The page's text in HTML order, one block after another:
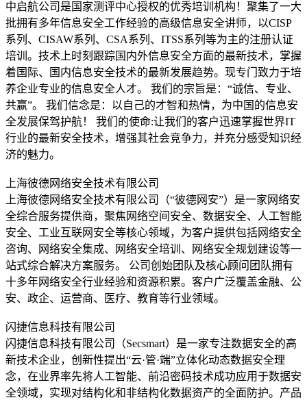
中启航公司是国家测评中心授权的优秀培训机构！聚集了一大
批拥有多年信息安全工作经验的高级信息安全讲师，以CISP
系列、CISAW系列、CSA系列、ITSS系列等为主的注册认证
培训。技术上时刻跟踪国内外信息安全方面的最新技术，掌握
着国际、国内信息安全技术的最新发展趋势。现专门致力于培
养企业专业的信息安全人才。 我们的宗旨是：“诚信、专业、
共赢”。 我们信念是：以自己的才智和热情，为中国的信息安
全发展保驾护航！ 我们的使命:让我们的客户迅速掌握世界IT
行业的最新安全技术，增强其社会竞争力，并充分感受知识经
济的魅力。
上海彼德网络安全技术有限公司
上海彼德网络安全技术有限公司（“彼德网安”）是一家网络安
全综合服务提供商，聚焦网络空间安全、数据安全、人工智能
安全、工业互联网安全等核心领域，为客户提供包括网络安全
咨询、网络安全集成、网络安全培训、网络安全规划建设等一
站式综合解决方案服务。 公司创始团队及核心顾问团队拥有
十多年网络安全行业经验和资源积累。客户广泛覆盖金融、公
安、政企、运营商、医疗、教育等行业领域。
闪捷信息科技有限公司
闪捷信息科技有限公司（Secsmart）是一家专注数据安全的高
新技术企业，创新性提出“云·管·端”立体化动态数据安全理
念，在业界率先将人工智能、前沿密码技术成功应用于数据安
全领域，实现对结构化和非结构化数据资产的全面防护。产品